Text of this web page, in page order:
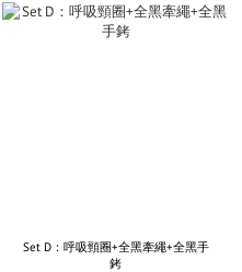
Set D：呼吸頸圈+全黑牽繩+全黑手
銬